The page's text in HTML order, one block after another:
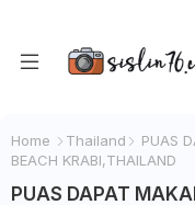
Home Thailand
PUAS
BEACH KRABI,THAILAND
PUAS DAPAT